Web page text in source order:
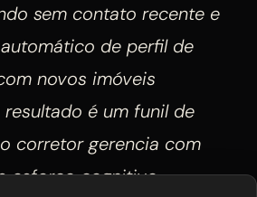
sem contato recente e
de perfil de
novos imóveis
é um funil de
corretor gerencia com
esforço cognitivo.